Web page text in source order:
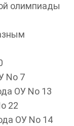
олимпиады
No 7
ОУ No 13
22
ОУ No 14